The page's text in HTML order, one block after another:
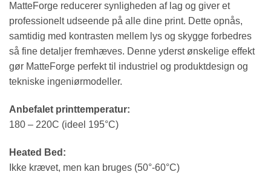
MatteForge reducerer synligheden af lag og giver et
professionelt udseende på alle dine print. Dette opnås,
samtidig med kontrasten mellem lys og skygge forbedres
så fine detaljer fremhæves. Denne yderst ønskelige effekt
gør MatteForge perfekt til industriel og produktdesign og
tekniske ingeniørmodeller.
Anbefalet printtemperatur:
180 – 220C (ideel 195°C)
Heated Bed:
Ikke krævet, men kan bruges (50°-60°C)